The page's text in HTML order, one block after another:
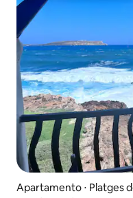
Apartamento ⋅ Platges